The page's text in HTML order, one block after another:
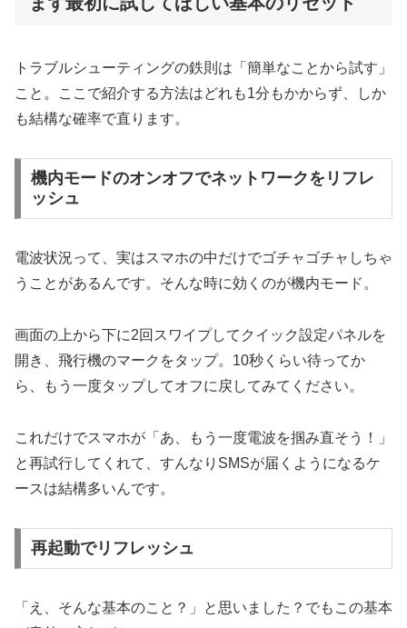
トラブルシューティングの鉄則は「簡単なことから試す」
こと。ここで紹介する方法はどれも1分もかからず、しか
も結構な確率で直ります。
機内モードのオンオフでネットワークをリフレ
ッシュ
電波状況って、実はスマホの中だけでゴチャゴチャしちゃ
うことがあるんです。そんな時に効くのが機内モード。
画面の上から下に2回スワイプしてクイック設定パネルを
開き、飛行機のマークをタップ。10秒くらい待ってか
ら、もう一度タップしてオフに戻してみてください。
これだけでスマホが「あ、もう一度電波を掴み直そう！」
と再試行してくれて、すんなりSMSが届くようになるケ
ースは結構多いんです。
再起動でリフレッシュ
「え、そんな基本のこと？」と思いました？でもこの基本